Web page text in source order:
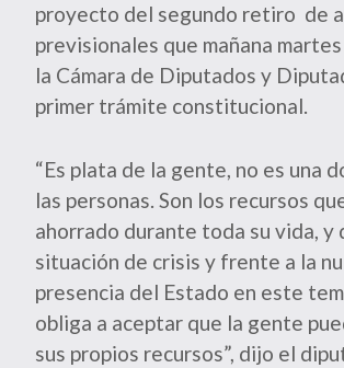
proyecto del segundo retiro de
previsionales que mañana
la Cámara de Diputados y
primer trámite constitucional.
“Es plata de la gente, no es una
las personas. Son los recursos
ahorrado durante toda su vida, y
situación de crisis y frente a la
presencia del Estado en este
obliga a aceptar que la gente
sus propios recursos”, dijo el